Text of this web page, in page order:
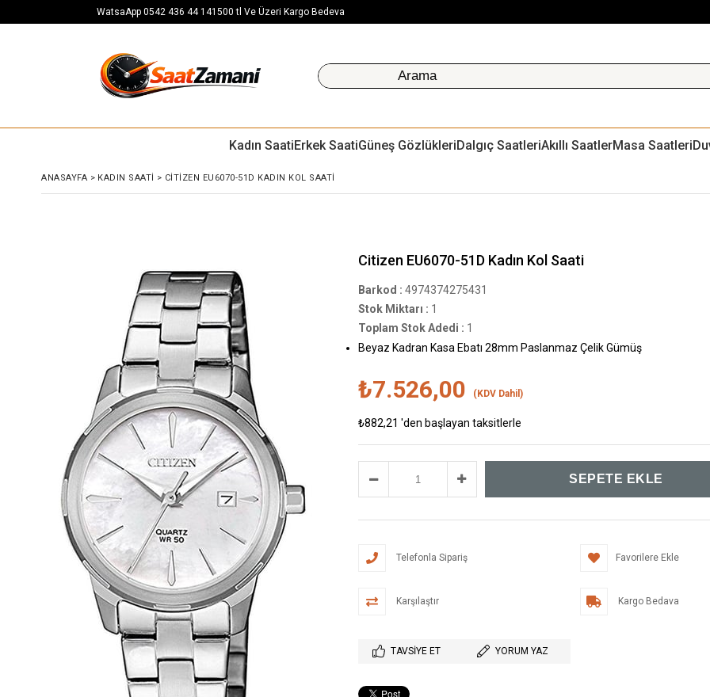
WatsaApp 0542 436 44 141500 tl Ve Üzeri Kargo Bedeva
Kadın SaatiErkek SaatiGüneş GözlükleriDalgıç SaatleriAkıllı SaatlerMasa Saatleri
ANASAYFA > KADIN SAATI > CITIZEN EU6070-51D KADIN KOL SAATI
Citizen EU6070-51D Kadın Kol Saati
Barkod : 4974374275431
Stok Miktarı : 1
Toplam Stok Adedi : 1
Beyaz Kadran Kasa Ebatı 28mm Paslanmaz Çelik Gümüş
₺7.526,00 (KDV Dahil)
₺882,21 'den başlayan taksitlerle
Telefonla Sipariş Favorilere Ekle
Karşılaştır Kargo Bedava
TAVSIYE ET YORUM YAZ